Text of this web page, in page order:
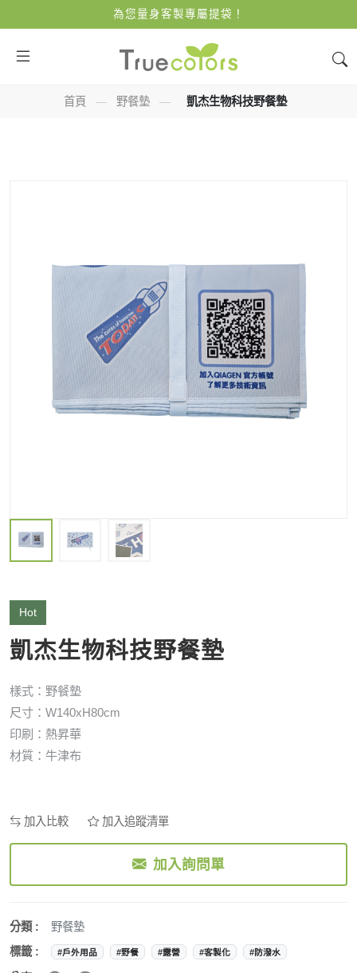
為您量身客製專屬提袋！
首頁 — 野餐墊 — 凱杰生物科技野餐墊
Hot
凱杰生物科技野餐墊
樣式：野餐墊
尺寸：W140xH80cm
印刷：熱昇華
材質：牛津布
加入比較 加入追蹤清單
加入詢問單
分類 :
野餐墊
標籤 :
#戶外用品 #野餐 #露營 #客製化 #防潑水